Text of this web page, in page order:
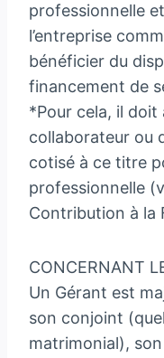
professionnelle
l’entreprise
bénéficier du
financement de
*Pour cela, il
collaborateur ou
cotisé à ce titre
professionnelle
Contribution à la
CONCERNANT
Un Gérant est
son conjoint
matrimonial),